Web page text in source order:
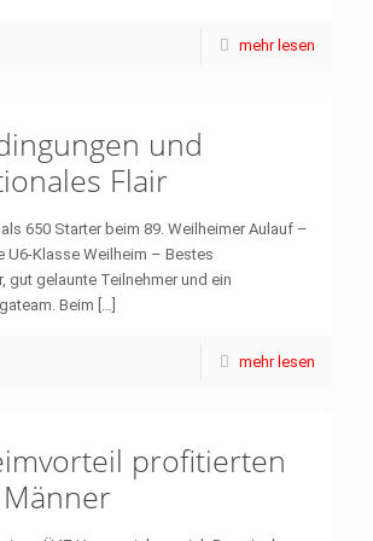
mehr lesen
und
Flair
650 Starter beim 89. Weilheimer Aulauf –
U6-Klasse Weilheim – Bestes
gut gelaunte Teilnehmer und ein
Beim […]
mehr lesen
profitierten